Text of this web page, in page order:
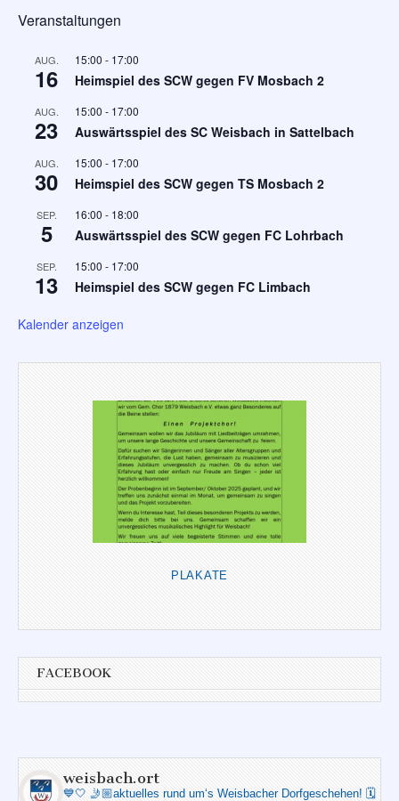
Veranstaltungen
AUG.
16
15:00 - 17:00
Heimspiel des SCW gegen FV Mosbach 2
AUG.
23
15:00 - 17:00
Auswärtsspiel des SC Weisbach in Sattelbach
AUG.
30
15:00 - 17:00
Heimspiel des SCW gegen TS Mosbach 2
SEP.
5
16:00 - 18:00
Auswärtsspiel des SCW gegen FC Lohrbach
SEP.
13
15:00 - 17:00
Heimspiel des SCW gegen FC Limbach
Kalender anzeigen
PLAKATE
FACEBOOK
weisbach.ort
💙🤍 🤳🏼aktuelles rund um‘s Weisbacher Dorfgeschehen! 🗓️